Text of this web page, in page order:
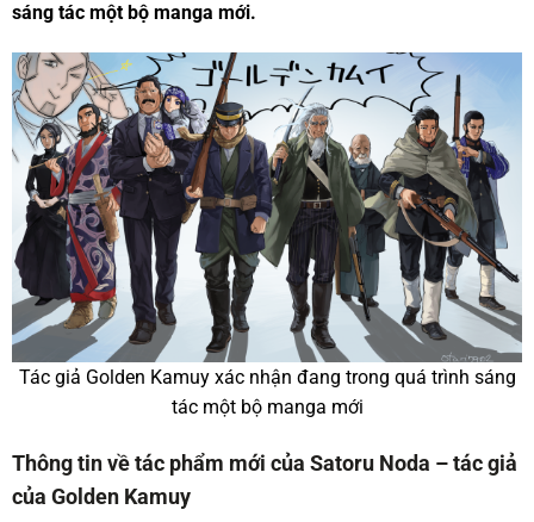
sáng tác một bộ manga mới.
Tác giả Golden Kamuy xác nhận đang trong quá trình sáng
tác một bộ manga mới
Thông tin về tác phẩm mới của Satoru Noda – tác giả
của Golden Kamuy